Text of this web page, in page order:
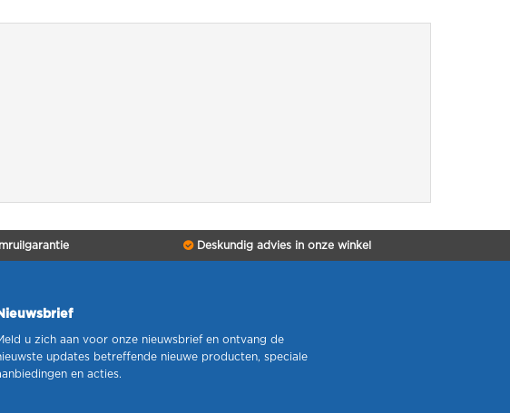
Deskundig advies in onze winkel
u zich aan voor onze nieuwsbrief en ontvang de
updates betreffende nieuwe producten, speciale
en acties.